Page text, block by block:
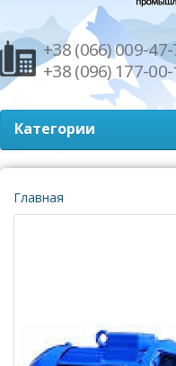
+38 (066) 009-
+38 (096) 177-
Категории
Главная